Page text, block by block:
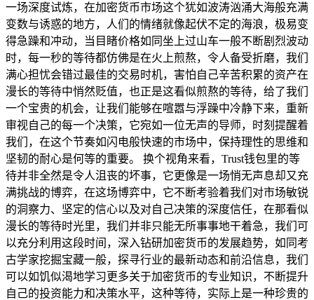
一场深度试炼，在加密货币市场这个犹如波涛汹涌大海般充满
变数与诱惑的地方，人们的情绪就像起伏不定的海浪，极易变
得急躁和冲动，当目睹价格如同坐上过山车一般不断剧烈波动
时，每一秒的等待都仿佛是在火上煎熬，令人备受折磨，我们
满心担忧会错过最佳的交易时机，害怕自己辛苦积累的资产在
漫长的等待中悄然贬值，也正是这看似煎熬的等待，给了我们
一个宝贵的机会，让我们能够在喧嚣与浮躁中冷静下来，重新
审视自己的每一个决策，它宛如一位无声的导师，时刻提醒着
我们，在这个节奏如闪电般快速的市场中，保持理性的思维和
坚韧的耐心是何等的重要。 换个视角来看，Trust钱包里的等
待并非全然是令人沮丧的坏事，它更像是一场悄无声息却又充
满挑战的博弈，在这场博弈中，它不断考验着我们对市场敏锐
的洞察力、坚定的信心以及对自己决策的深度信任，在那看似
漫长的等待时光里，我们并非只能无所事事地干着急，我们可
以充分利用这段时间，深入钻研加密货币的发展趋势，如同考
古学家挖掘宝藏一般，探寻行业的最新动态和前沿信息，我们
可以如饥似渴地学习更多关于加密货币的专业知识，不断提升
自己的投资能力和决策水平，这种等待，实际上是一种珍贵的